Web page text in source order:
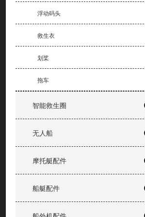
浮动码头
救生衣
划桨
拖车
智能救生圈
无人船
摩托艇配件
船艇配件